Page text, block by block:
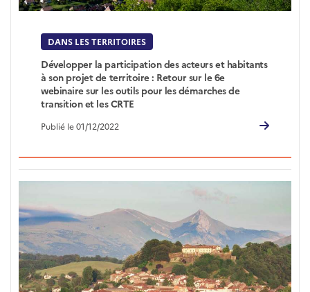
DANS LES TERRITOIRES
Développer la participation des acteurs et habitants
à son projet de territoire : Retour sur le 6e
webinaire sur les outils pour les démarches de
transition et les CRTE
Publié le 01/12/2022